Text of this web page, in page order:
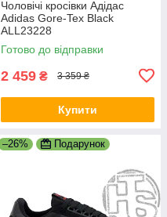
Чоловічі кросівки Адідас
Adidas Gore-Tex Black
ALL23228
Готово до відправки
2 459 ₴ 3 359 ₴
Купити
–26% Подарунок